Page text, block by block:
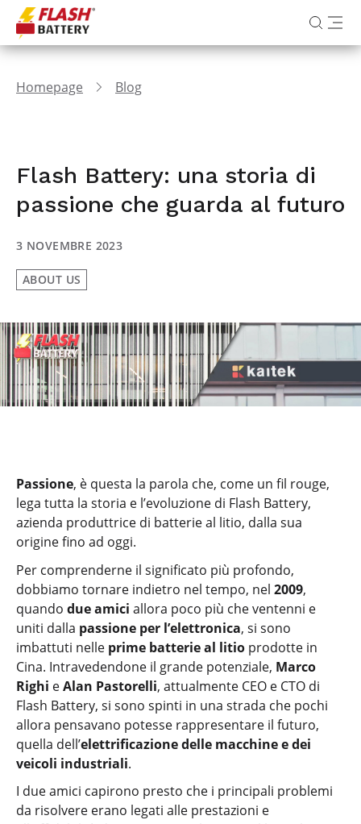
Homepage Blog
Flash Battery: una storia di
passione che guarda al futuro
3 NOVEMBRE 2023
ABOUT US
Passione, è questa la parola che, come un fil rouge,
lega tutta la storia e l’evoluzione di Flash Battery,
azienda produttrice di batterie al litio, dalla sua
origine fino ad oggi.
Per comprenderne il significato più profondo,
dobbiamo tornare indietro nel tempo, nel 2009,
quando due amici allora poco più che ventenni e
uniti dalla passione per l’elettronica, si sono
imbattuti nelle prime batterie al litio prodotte in
Cina. Intravedendone il grande potenziale, Marco
Righi eAlan Pastorelli, attualmente CEO e CTO di
Flash Battery, si sono spinti in una strada che pochi
allora pensavano potesse rappresentare il futuro,
quella dell’elettrificazione delle macchine e dei
veicoli industriali.
I due amici capirono presto che i principali problemi
da risolvere erano legati alle prestazioni e